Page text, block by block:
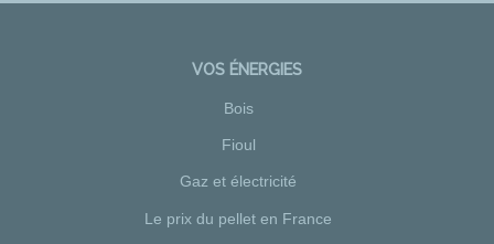
VOS ÉNERGIES
Bois
Fioul
Gaz et électricité
Le prix du pellet en France